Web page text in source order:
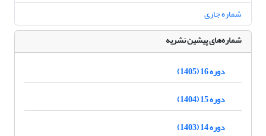
شماره جاری
شماره‌های پیشین نشریه
دوره 16 (1405)
دوره 15 (1404)
دوره 14 (1403)